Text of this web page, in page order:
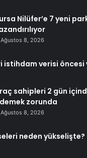
Nilüfer’e 7 yeni
Ağustos 8, 2026
istihdam verisi öncesi
sahipleri 2 gün
zorunda
Ağustos 8, 2026
neden yükselişte?